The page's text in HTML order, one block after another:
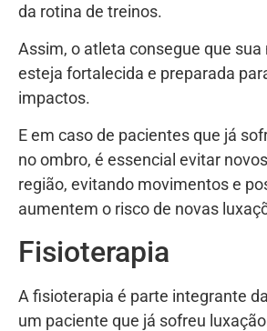
da rotina de treinos.
Assim, o atleta consegue que
esteja fortalecida e preparada
impactos.
E em caso de pacientes que já
no ombro, é essencial evitar
região, evitando movimentos e
aumentem o risco de novas
Fisioterapia
A fisioterapia é parte integrante
um paciente que já sofreu